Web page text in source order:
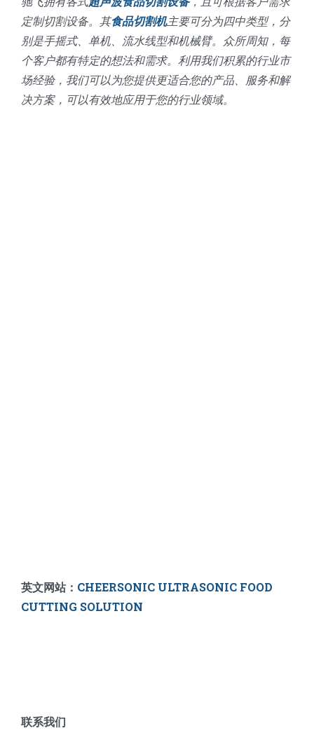
定制切割设备。其食品切割机主要可分为四中类型，分
别是手摇式、单机、流水线型和机械臂。众所周知，每
个客户都有特定的想法和需求。利用我们积累的行业市
场经验，我们可以为您提供更适合您的产品、服务和解
决方案，可以有效地应用于您的行业领域。
英文网站： CHEERSONIC ULTRASONIC FOOD
CUTTING SOLUTION
联系我们